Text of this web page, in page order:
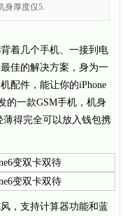
身厚度仅5.
着几个手机、一接到电
佳的解决方案，身为一
配件，能让你的iPhone
的一款GSM手机，机身
薄得完全可以放入钱包携
，支持计算器功能和蓝